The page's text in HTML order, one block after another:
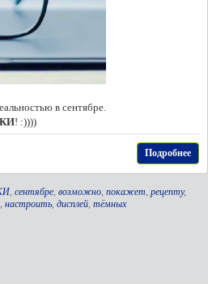
в сентябре.
! :))))
Подробнее
, сентябре, возможно, покажет, рецепту,
, настроить, дисплей, тёмных